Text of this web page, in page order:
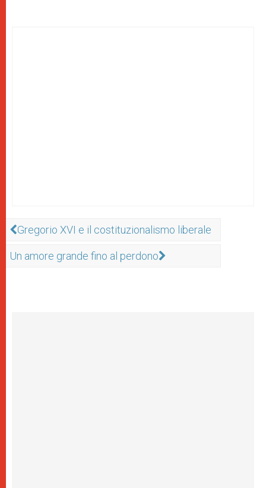
Gregorio XVI e il costituzionalismo liberale
Un amore grande fino al perdono